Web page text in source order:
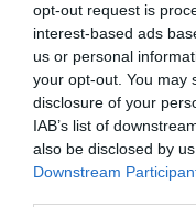
opt-out request is
interest-based ads
us or personal
your opt-out. You may
disclosure of your
IAB’s list of
also be disclosed by
Downstream